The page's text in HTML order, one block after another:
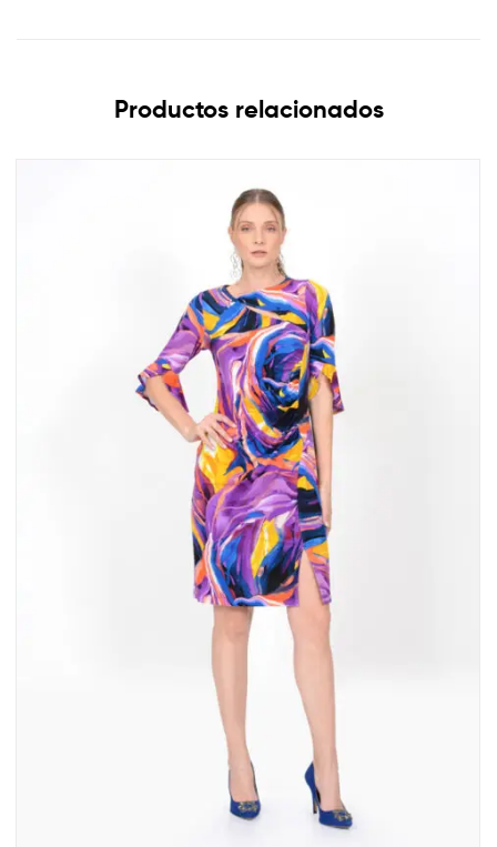
Productos relacionados